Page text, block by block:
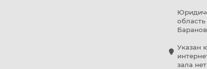
Указан
зала